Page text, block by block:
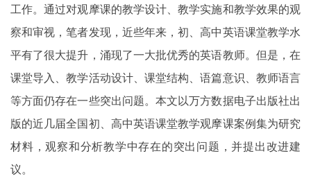
工作。通过对观摩课的教学设计、教学实施和教学效果的观
察和审视，笔者发现，近些年来，初、高中英语课堂教学水
平有了很大提升，涌现了一大批优秀的英语教师。但是，在
课堂导入、教学活动设计、课堂结构、语篇意识、教师语言
等方面仍存在一些突出问题。本文以万方数据电子出版社出
版的近几届全国初、高中英语课堂教学观摩课案例集为研究
材料，观察和分析教学中存在的突出问题，并提出改进建
议。